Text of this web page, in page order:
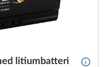
litiumbatteri
Mer